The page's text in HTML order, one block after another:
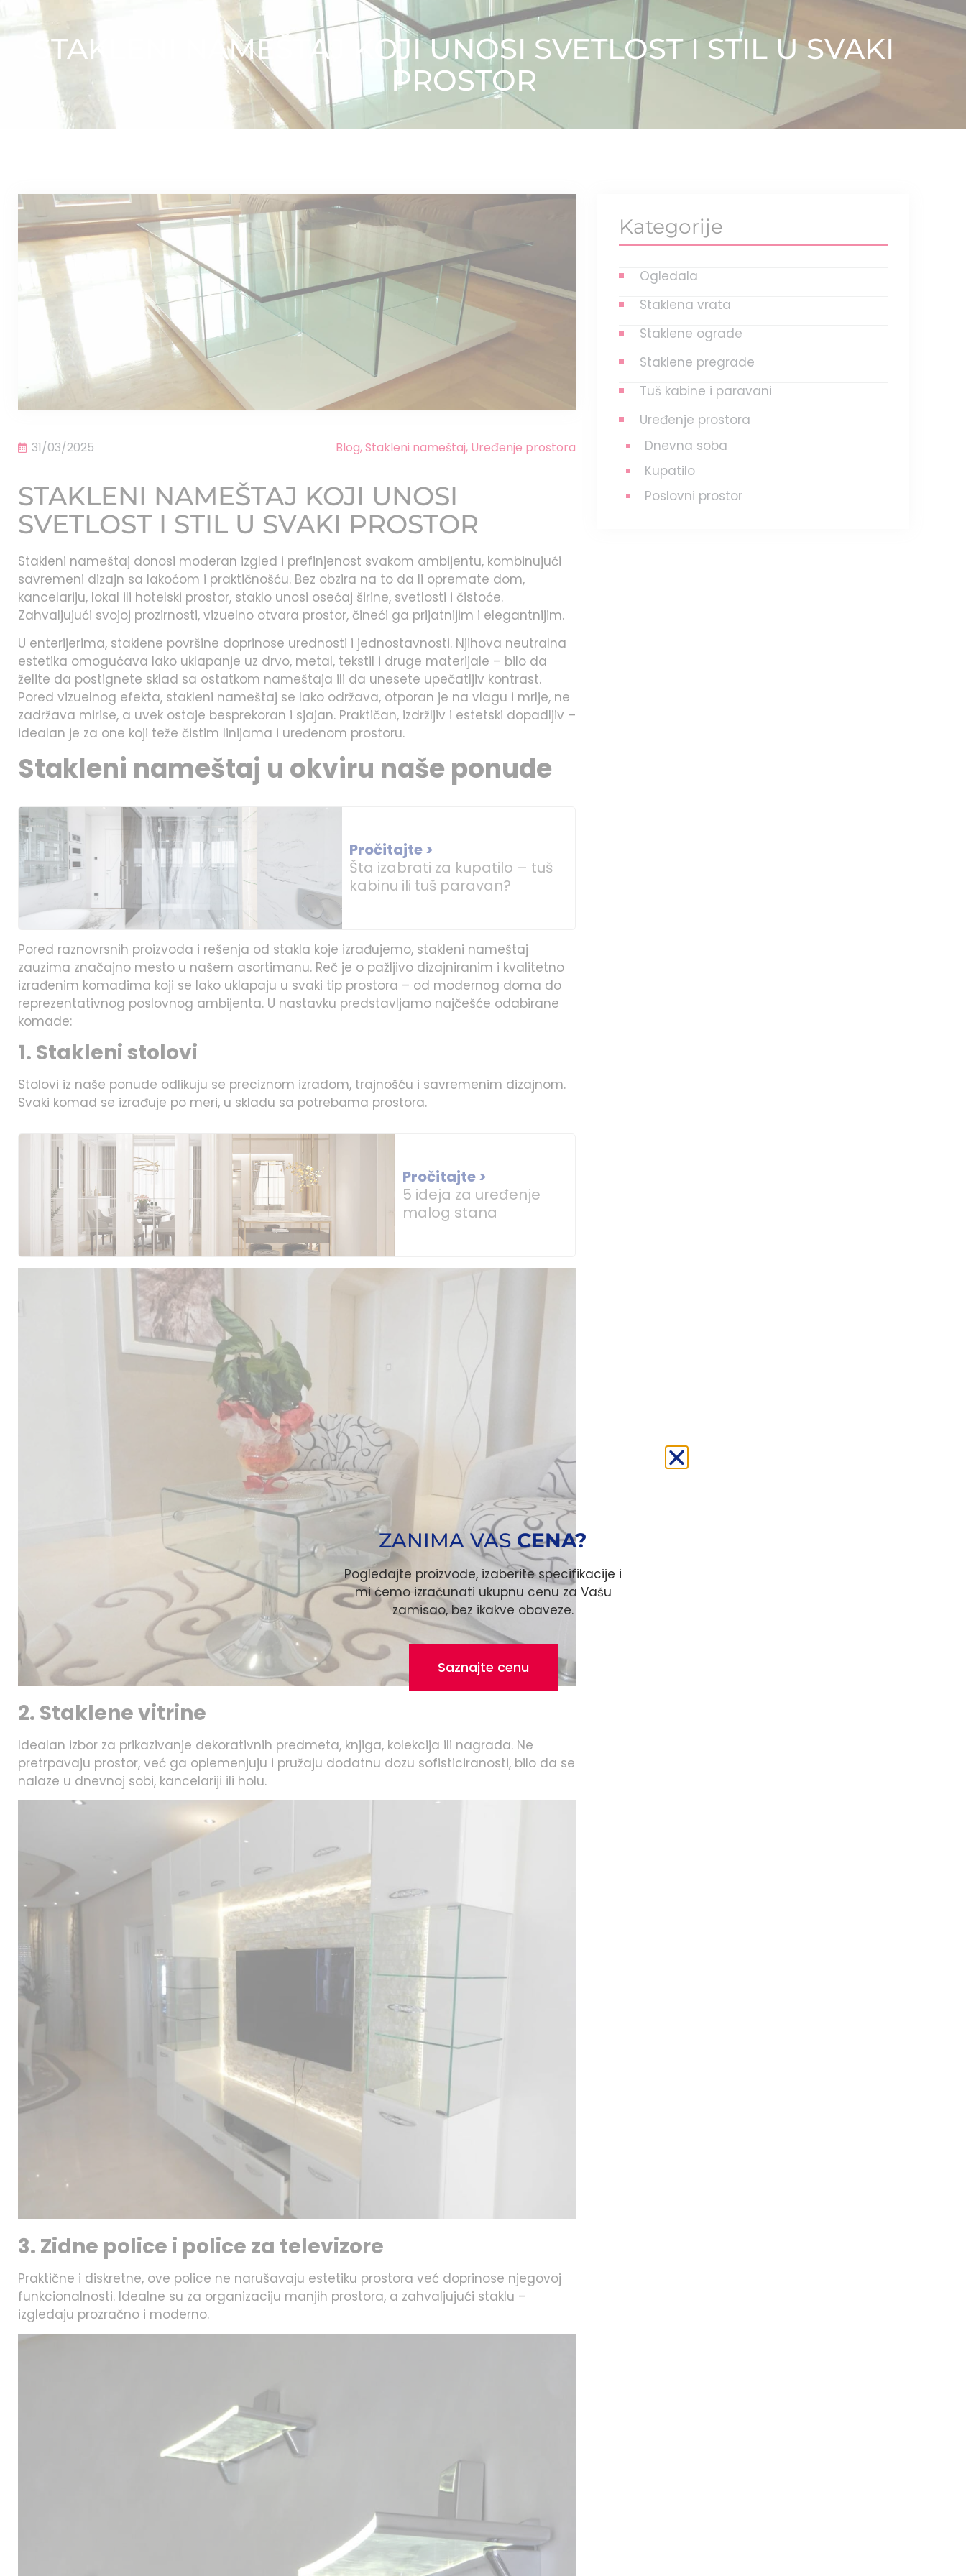
STAKLENI NAMEŠTAJ KOJI UNOSI SVETLOST I STIL U SVAKI
PROSTOR
31/03/2025 Blog,Stakleni nameštaj, Uređenje prostora
STAKLENI NAMEŠTAJ KOJI UNOSI
SVETLOST I STIL U SVAKI PROSTOR
Stakleni nameštaj donosi moderan izgled i prefinjenost svakom ambijentu, kombinujući
savremeni dizajn sa lakoćom i praktičnošću. Bez obzira na to da li opremate dom,
kancelariju, lokal ili hotelski prostor, staklo unosi osećaj širine, svetlosti i čistoće.
Zahvaljujući svojoj prozirnosti, vizuelno otvara prostor, čineći ga prijatnijim i elegantnijim.
U enterijerima, staklene površine doprinose urednosti i jednostavnosti. Njihova neutralna
estetika omogućava lako uklapanje uz drvo, metal, tekstil i druge materijale – bilo da
želite da postignete sklad sa ostatkom nameštaja ili da unesete upečatljiv kontrast.
Pored vizuelnog efekta, stakleni nameštaj se lako održava, otporan je na vlagu i mrlje, ne
zadržava mirise, a uvek ostaje besprekoran i sjajan. Praktičan, izdržljiv i estetski dopadljiv –
idealan je za one koji teže čistim linijama i uređenom prostoru.
Stakleni nameštaj u okviru naše ponude
Pročitajte >
Šta izabrati za kupatilo – tuš
kabinu ili tuš paravan?
Pored raznovrsnih proizvoda i rešenja od stakla koje izrađujemo, stakleni nameštaj
zauzima značajno mesto u našem asortimanu. Reč je o pažljivo dizajniranim i kvalitetno
izrađenim komadima koji se lako uklapaju u svaki tip prostora – od modernog doma do
reprezentativnog poslovnog ambijenta. U nastavku predstavljamo najčešće odabirane
komade:
1. Stakleni stolovi
Stolovi iz naše ponude odlikuju se preciznom izradom, trajnošću i savremenim dizajnom.
Svaki komad se izrađuje po meri, u skladu sa potrebama prostora.
Pročitajte >
5 ideja za uređenje
malog stana
2. Staklene vitrine
Idealan izbor za prikazivanje dekorativnih predmeta, knjiga, kolekcija ili nagrada. Ne
pretrpavaju prostor, već ga oplemenjuju i pružaju dodatnu dozu sofisticiranosti, bilo da se
nalaze u dnevnoj sobi, kancelariji ili holu.
3. Zidne police i police za televizore
Praktične i diskretne, ove police ne narušavaju estetiku prostora već doprinose njegovoj
funkcionalnosti. Idealne su za organizaciju manjih prostora, a zahvaljujući staklu –
izgledaju prozračno i moderno.
Kategorije
Ogledala
Staklena vrata
Staklene ograde
Staklene pregrade
Tuš kabine i paravani
Uređenje prostora
Dnevna soba
Kupatilo
Poslovni prostor
ZANIMA VAS CENA?
Pogledajte proizvode, izaberite specifikacije i
mi ćemo izračunati ukupnu cenu za Vašu
zamisao, bez ikakve obaveze.
Saznajte cenu